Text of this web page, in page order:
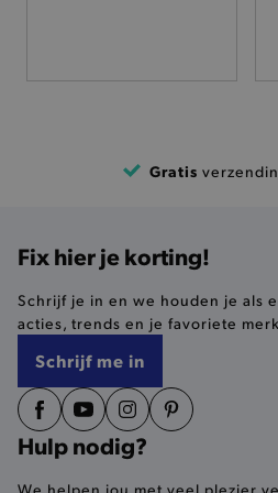
Gratis
Fix hier je korting!
Schrijf je in en we houden je als
acties, trends en je favoriete
Schrijf me in
Hulp nodig?
We helpen jou met veel plezier
product-added-modal
selected-val
pickupAddress
product-out-of-stock-modal